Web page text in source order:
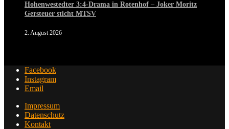
Hohenwestedter 3:4-Drama in Rotenhof – Joker Moritz
Gersteuer sticht MTSV
2. August 2026
Facebook
Instagram
Email
Impressum
Datenschutz
Kontakt